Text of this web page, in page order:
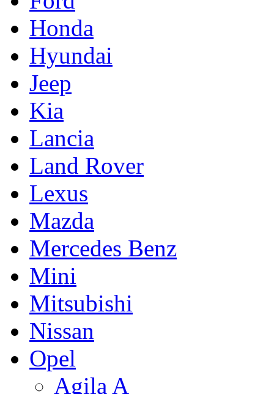
Honda
Hyundai
Jeep
Kia
Lancia
Land Rover
Lexus
Mazda
Mercedes Benz
Mini
Mitsubishi
Nissan
Opel
Agila A